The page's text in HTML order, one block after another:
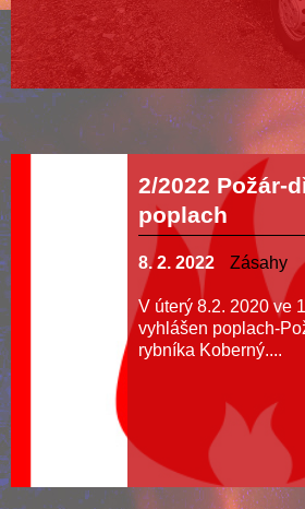
2/2022 Požár-
poplach
8. 2. 2022 Zásahy
V úterý 8.2. 2020 ve
vyhlášen poplach-
rybníka Koberný....